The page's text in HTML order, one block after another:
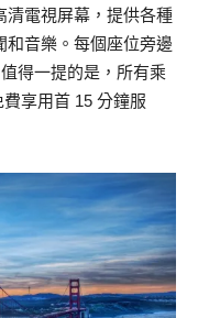
清電視屏幕，提供各種
和音樂。每個座位旁邊
得一提的是，所有乘
享用首 15 分鐘服